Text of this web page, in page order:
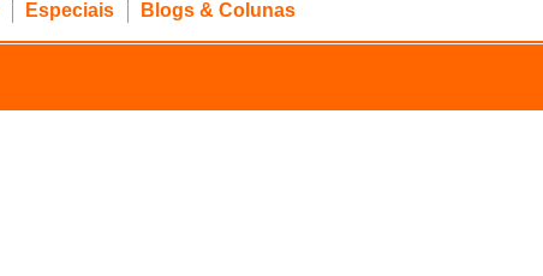
Especiais Blogs & Colunas